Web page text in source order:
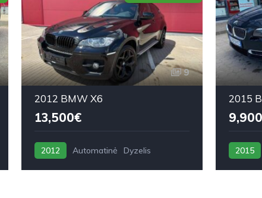
9
2012 BMW X6
13,500€
2012 Automatinė Dyzelis
2015
2015